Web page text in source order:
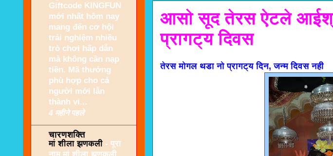
आसो सूद तेरस ऐटले
प्रागट्य दिवस
तेरस मोगल थडा नो प्रागट्य दिन, जन्म दिवस नही
Giftcode KINGFUN
mới nhất hôm nay
mang đến cơ hội
trải nghiệm nhiều
trò chơi hấp dẫn
mà không cần nạp
tiền. Mã thưởng
phù hợp cho cả
người mới lẫn
thành vi...
4 महीने पहले
चारणशक्ति
मां शीला झणकली - पूरा
नाम मां शीला झणकली